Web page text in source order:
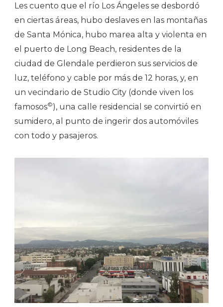
Les cuento que el río Los Ángeles se desbordó
en ciertas áreas, hubo deslaves en las montañas
de Santa Mónica, hubo marea alta y violenta en
el puerto de Long Beach, residentes de la
ciudad de Glendale perdieron sus servicios de
luz, teléfono y cable por más de 12 horas, y, en
un vecindario de Studio City (donde viven los
famosos©), una calle residencial se convirtió en
sumidero, al punto de ingerir dos automóviles
con todo y pasajeros.